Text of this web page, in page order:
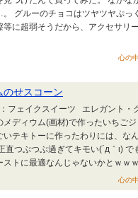
グルーのチョコはツヤツヤぷっ
等に超弱そうだから、アクセサリ
心の
せスコーン
フェイクスイーツ エレガント・
メディウム(画材)で作ったいちご
いテキトーに作ったわりには、な
直つぶつぶ過ぎてキモい(´д｀ι)
ストに最適なんじゃないかとｗｗｗ
心の